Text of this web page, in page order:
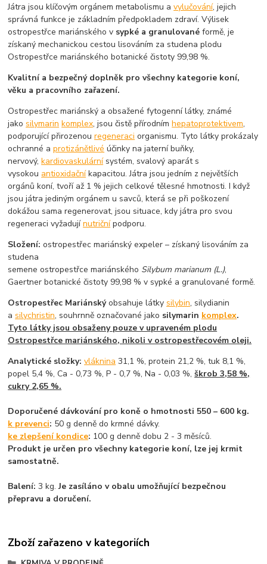
Játra jsou klíčovým orgánem metabolismu avylučování, jejich
správná funkce je základním předpokladem zdraví. Výlisek
ostropestřce mariánského v sypké a granulované formě, je
získaný mechanickou cestou lisováním za studena plodu
Ostropestřce mariánského botanické čistoty 99,98 %.
Kvalitní a bezpečný doplněk pro všechny kategorie koní,
věku a pracovního zařazení.
Ostropestřec mariánský a obsažené fytogenní látky, známé
jakosilymarin komplex, jsou čistě přírodnímhepatoprotektivem,
podporující přirozenouregeneraci organismu. Tyto látky prokázaly
ochranné aprotizánětlivé účinky na jaterní buňky,
nervový,kardiovaskulárnísystém, svalový aparát s
vysokou antioxidačníkapacitou. Játra jsou jedním z největších
orgánů koní, tvoří až 1 % jejich celkové tělesné hmotnosti. I když
jsou játra jediným orgánem u savců, která se při poškození
dokážou sama regenerovat, jsou situace, kdy játra pro svou
regeneraci vyžadujínutričnípodporu.
Složení:ostropestřec mariánský expeler – získaný lisováním za
studena
semene ostropestřce mariánského Silybum marianum (L.),
Gaertner botanické čistoty 99,98 % v sypké a granulované formě.
Ostropestřec Mariánskýobsahuje látkysilybin, silydianin
asilychristin, souhrnně označované jako silymarin komplex.
Tyto látky jsou obsaženy pouze v upraveném plodu
Ostropestřce mariánského, nikoli v ostropestřecovém oleji.
Analytické složky: vláknina 31,1 %, protein 21,2 %, tuk 8,1 %,
popel 5,4 %, Ca - 0,73 %, P - 0,7 %, Na - 0,03 %,škrob 3,58 %,
cukry 2,65 %.
Doporučené dávkování pro koně o hmotnosti 550 – 600 kg.
k prevenci: 50 g denně do krmné dávky.
ke zlepšení kondice: 100 g denně dobu 2 - 3 měsíců.
Produkt je určen pro všechny kategorie koní, lze jej krmit
samostatně.
Balení:3 kg. Je zasíláno v obalu umožňující bezpečnou
přepravu a doručení.
Zboží zařazeno v kategoriích